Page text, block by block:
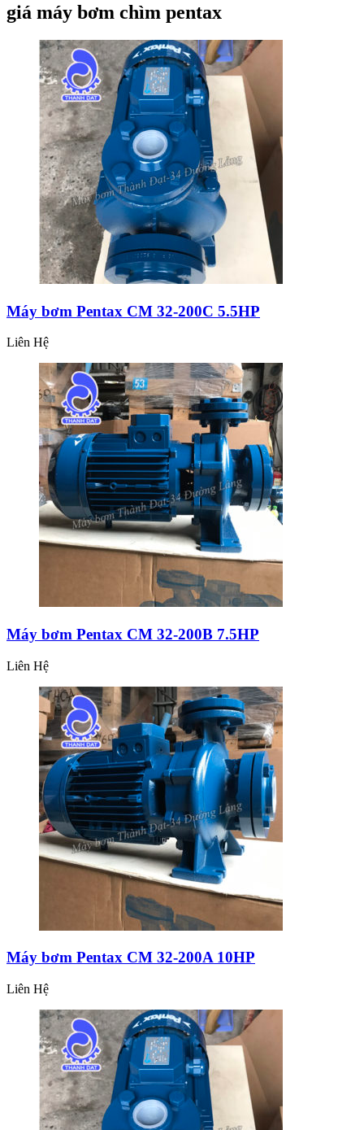
giá máy bơm chìm pentax
Máy bơm Pentax CM 32-200C 5.5HP
Liên Hệ
Máy bơm Pentax CM 32-200B 7.5HP
Liên Hệ
Máy bơm Pentax CM 32-200A 10HP
Liên Hệ